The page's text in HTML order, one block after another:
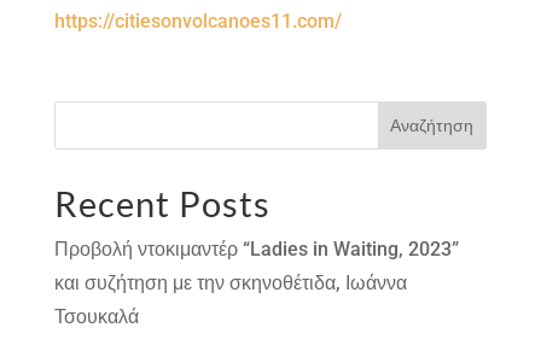
https://citiesonvolcanoes11.com/
Αναζήτηση
Recent Posts
Προβολή ντοκιμαντέρ “Ladies in Waiting, 2023”
και συζήτηση με την σκηνοθέτιδα, Ιωάννα
Τσουκαλά